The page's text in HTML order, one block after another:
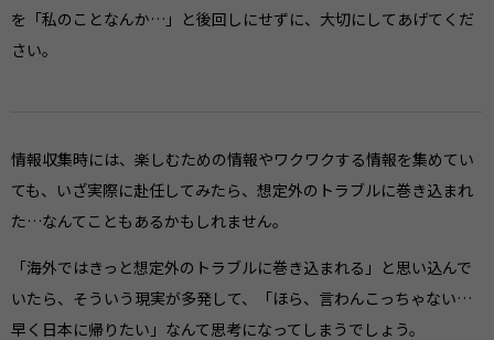
を「私のことなんか…」と後回しにせずに、大切にしてあげてくだ
さい。
情報収集時には、楽しむための情報やワクワクする情報を集めてい
ても、いざ実際に赴任してみたら、想定外のトラブルに巻き込まれ
た…なんてこともあるかもしれません。
「海外ではきっと想定外のトラブルに巻き込まれる」と思い込んで
いたら、そういう現実が多発して、「ほら、言わんこっちゃない…
早く日本に帰りたい」なんて思考になってしまうでしょう。